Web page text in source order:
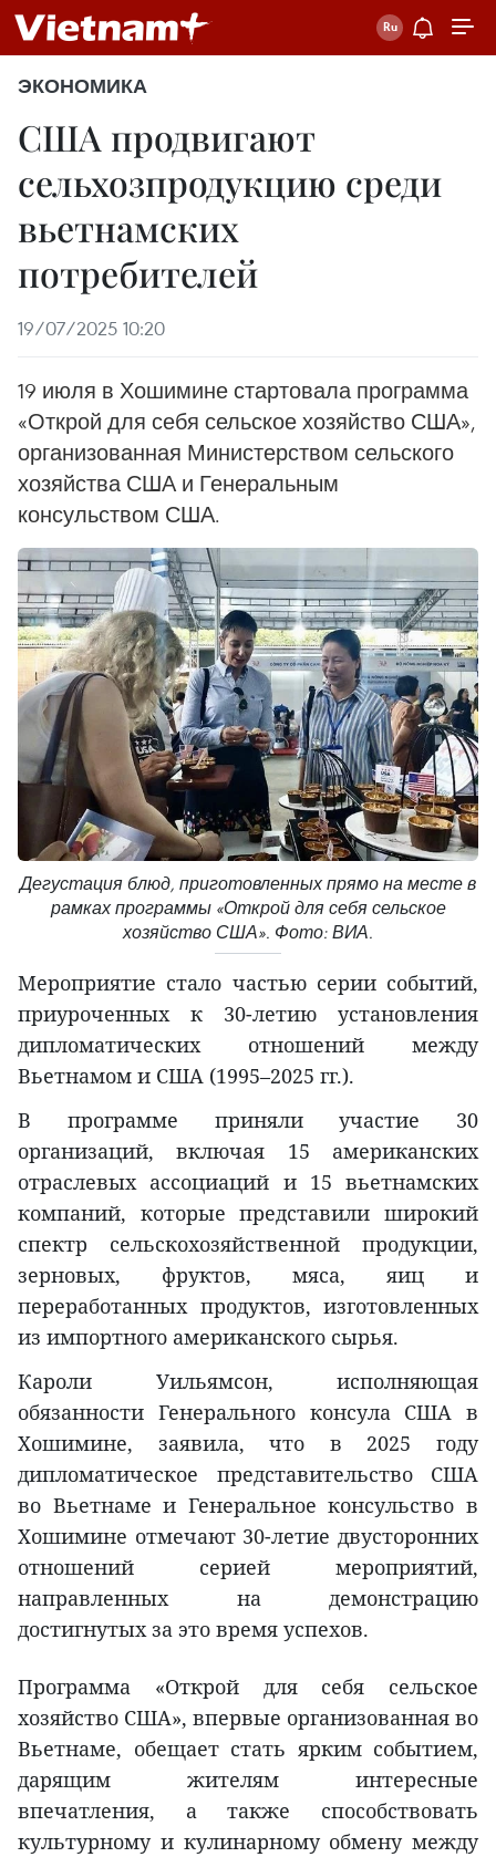
ЭКОНОМИКА
США продвигают
сельхозпродукцию среди
вьетнамских
потребителей
19/07/2025 10:20
19 июля в Хошимине стартовала программа
«Открой для себя сельское хозяйство США»,
организованная Министерством сельского
хозяйства США и Генеральным
консульством США.
Дегустация блюд, приготовленных прямо на месте в
рамках программы «Открой для себя сельское
хозяйство США». Фото: ВИА.
Мероприятие стало частью серии событий,
приуроченных к 30-летию установления
дипломатических отношений между
Вьетнамом и США (1995–2025 гг.).
В программе приняли участие 30
организаций, включая 15 американских
отраслевых ассоциаций и 15 вьетнамских
компаний, которые представили широкий
спектр сельскохозяйственной продукции,
зерновых, фруктов, мяса, яиц и
переработанных продуктов, изготовленных
из импортного американского сырья.
Кароли Уильямсон, исполняющая
обязанности Генерального консула США в
Хошимине, заявила, что в 2025 году
дипломатическое представительство США
во Вьетнаме и Генеральное консульство в
Хошимине отмечают 30-летие двусторонних
отношений серией мероприятий,
направленных на демонстрацию
достигнутых за это время успехов.
Программа «Открой для себя сельское
хозяйство США», впервые организованная во
Вьетнаме, обещает стать ярким событием,
дарящим жителям интересные
впечатления, а также способствовать
культурному и кулинарному обмену между